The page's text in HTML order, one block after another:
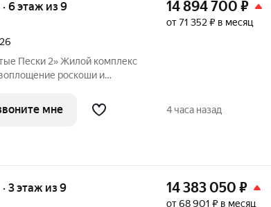
6 этаж из 9
Пески 2» Жилой комплекс
финансированию
14 894 700 ₽
от 71 352 ₽ в месяц
мне 4 часа назад
3 этаж из 9 14 383 050 ₽
от 68 901 ₽ в месяц